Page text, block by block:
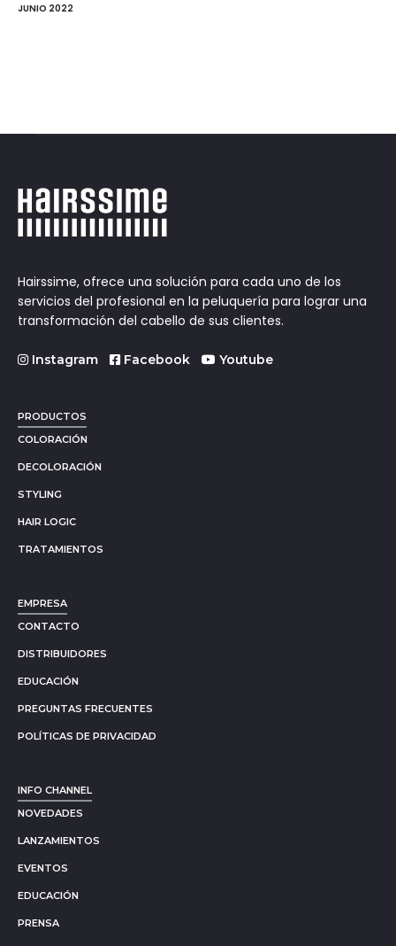
JUNIO 2022
Hairssime, ofrece una solución para cada uno de los
servicios del profesional en la peluquería para lograr una
transformación del cabello de sus clientes.
Instagram Facebook Youtube
PRODUCTOS
COLORACIÓN
DECOLORACIÓN
STYLING
HAIR LOGIC
TRATAMIENTOS
EMPRESA
CONTACTO
DISTRIBUIDORES
EDUCACIÓN
PREGUNTAS FRECUENTES
POLÍTICAS DE PRIVACIDAD
INFO CHANNEL
NOVEDADES
LANZAMIENTOS
EVENTOS
EDUCACIÓN
PRENSA